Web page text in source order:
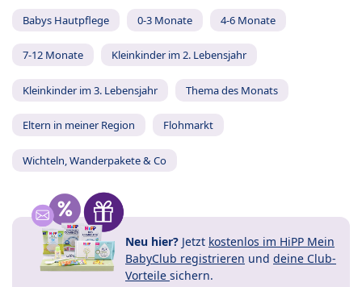
Babys Hautpflege 0-3 Monate 4-6 Monate
7-12 Monate Kleinkinder im 2. Lebensjahr
Kleinkinder im 3. Lebensjahr Thema des Monats
Eltern in meiner Region Flohmarkt
Wichteln, Wanderpakete & Co
Neu hier? Jetzt kostenlos im HiPP Mein
BabyClub registrieren und deine Club-
Vorteile sichern.